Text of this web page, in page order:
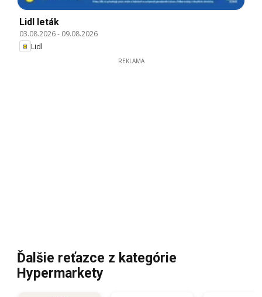
Lidl leták
03.08.2026- 09.08.2026
Lidl
REKLAMA
Ďalšie reťazce z kategórie
Hypermarkety